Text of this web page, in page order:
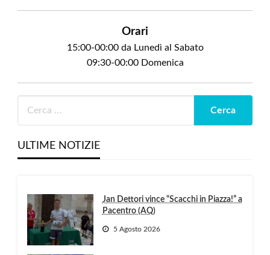
Orari
15:00-00:00 da Lunedì al Sabato
09:30-00:00 Domenica
ULTIME NOTIZIE
Jan Dettori vince “Scacchi in Piazza!” a
Pacentro (AQ)
5 Agosto 2026